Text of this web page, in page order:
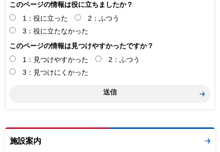
このページの情報は役に立ちましたか？
1：役に立った
2：ふつう
3：役に立たなかった
このページの情報は見つけやすかったですか？
1：見つけやすかった
2：ふつう
3：見つけにくかった
施設案内